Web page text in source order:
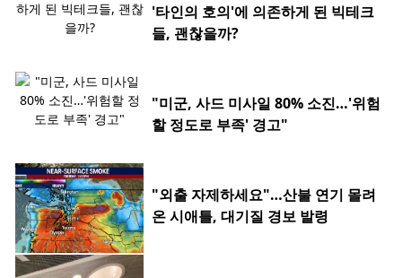
'타인의 호의'에 의존하게 된 빅테크
들, 괜찮을까?
"미군, 사드 미사일 80% 소진…'위험
할 정도로 부족' 경고"
"외출 자제하세요"…산불 연기 몰려
온 시애틀, 대기질 경보 발령